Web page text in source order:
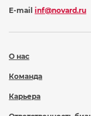
О нас
Команда
Карьера
E-mail inf@novard.ru